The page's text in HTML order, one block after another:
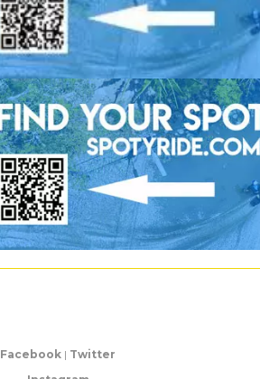
Facebook | Twitter